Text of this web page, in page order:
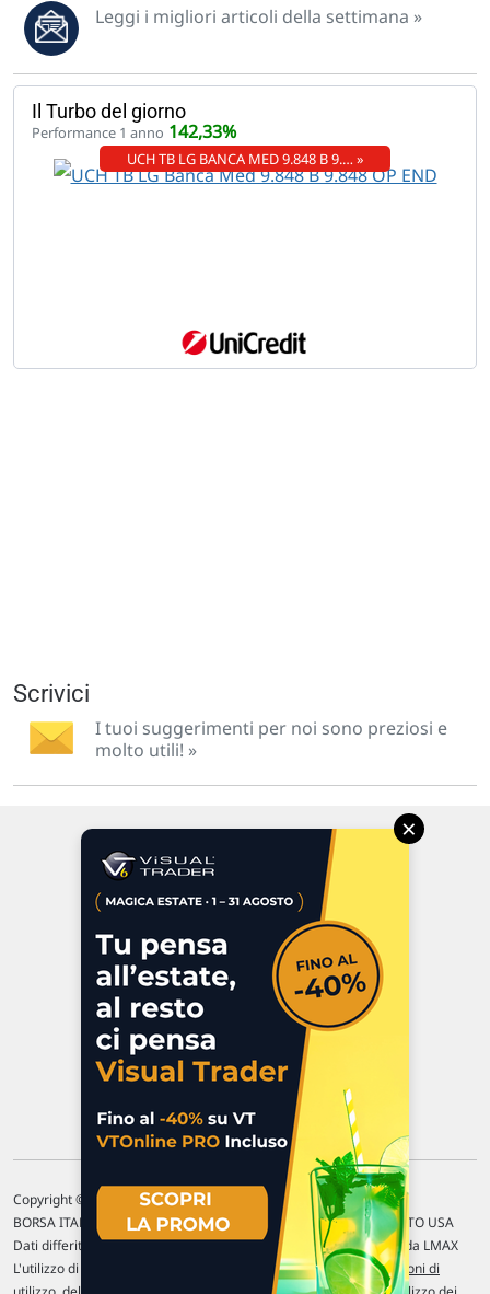
Leggi i migliori articoli della settimana »
Il Turbo del giorno
Performance 1 anno 142,33%
UCH TB LG BANCA MED 9.848 B 9.… »
Scrivici
I tuoi suggerimenti per noi sono preziosi e
molto utili! »
47923 Rimini
P.IVA 02 452 460 401
Chi siamo
Commenti e segnalazioni
Contattaci
Copyright © 1996-2026 Traderlink Italia s.r.l.
BORSA ITALIANA Quotazioni di borsa differite di 15 min. / MERCATO USA
Dati differiti di 15 min. (fonte Intrinio) / FOREX Quotazioni fornite da LMAX
L'utilizzo di questo sito implica l'accettazione delle nostreCondizioni di
×